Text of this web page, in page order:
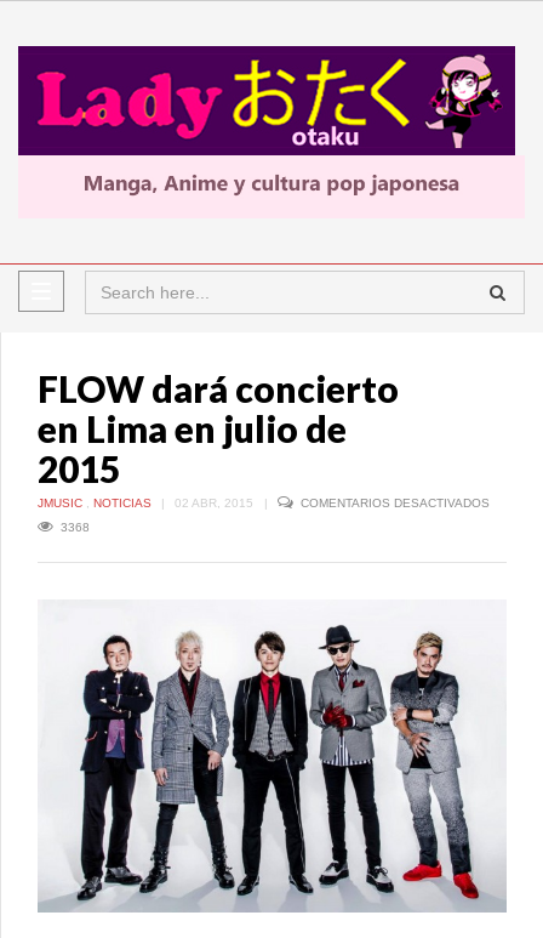
FLOW dará concierto
en Lima en julio de
2015
JMUSIC , NOTICIAS | 02 ABR, 2015 | COMENTARIOS DESACTIVADOS
EN
3368